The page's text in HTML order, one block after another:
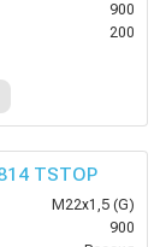
900
200
TSTOP
М22х1,5 (G)
900